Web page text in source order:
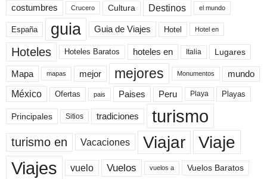
costumbres Crucero Cultura Destinos el mundo
España guia Guia de Viajes Hotel Hotel en
Hoteles Hoteles Baratos hoteles en Italia Lugares
Mapa mapas mejor mejores Monumentos mundo
México Ofertas pais Paises Peru Playa Playas
Principales Sitios tradiciones turismo
turismo en Vacaciones Viajar Viaje
Viajes vuelo Vuelos vuelos a Vuelos Baratos